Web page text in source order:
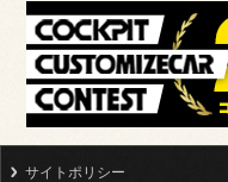
サイトポリシー